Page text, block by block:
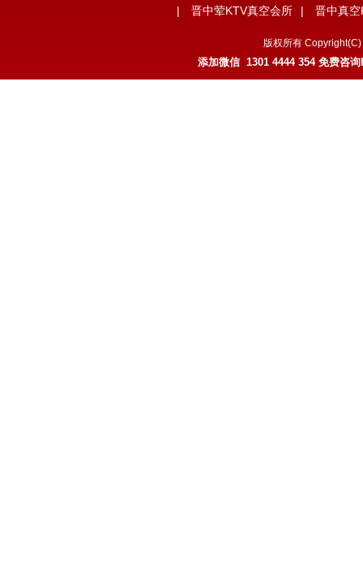
| 晋中荤KTV真空会所 | 晋中真
版权所有
添加微信 1301 4444 354 免费咨